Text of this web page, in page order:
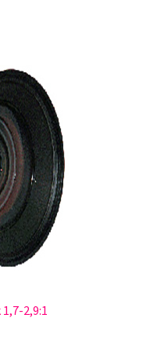
2,9:1